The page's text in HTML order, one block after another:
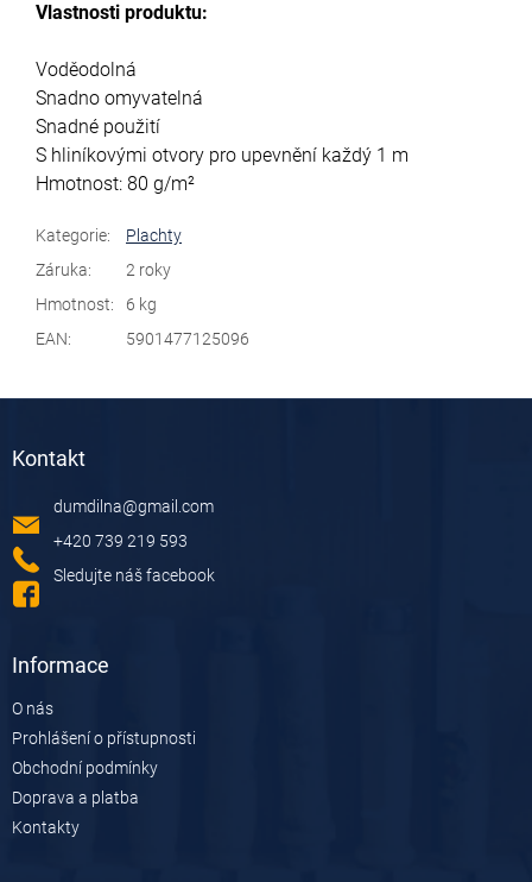
Vlastnosti produktu:
Voděodolná
Snadno omyvatelná
Snadné použití
S hliníkovými otvory pro upevnění každý 1 m
Hmotnost: 80 g/m²
Kategorie:
Plachty
Záruka:
2 roky
Hmotnost:
6 kg
EAN: 5901477125096
Kontakt
dumdilna@gmail.com
+420 739 219 593
Sledujte náš facebook
Informace
O nás
Prohlášení o přístupnosti
Obchodní podmínky
Doprava a platba
Kontakty